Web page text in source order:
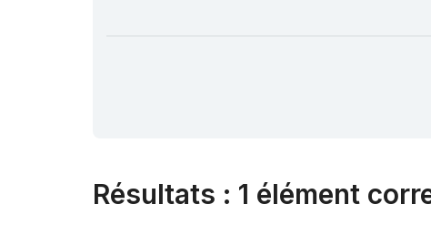
Résultats : 1 élément